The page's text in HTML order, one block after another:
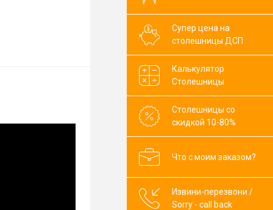
Супер цена на
столешницы ДСП
Калькулятор
Столешницы
Столешницы со
скидкой 10-80%
Что с моим заказом?
Извини-перезвони /
Sorry - call back